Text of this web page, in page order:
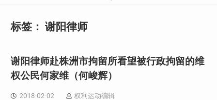
标签： 谢阳律师
谢阳律师赴株洲市拘留所看望被行政拘留的维
权公民何家维（何峻辉）
2018-02-02 权利运动编辑